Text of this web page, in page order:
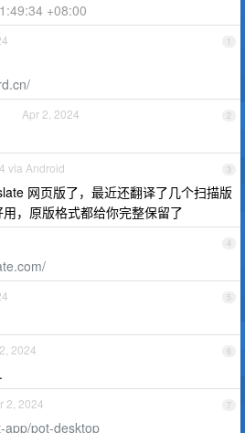
+08:00
1
2
Apr 2, 2024
3
via Android
网页版了，最近还翻译了几个扫描版
，原版格式都给你完整保留了
4
5
6
2024
7
2, 2024
app/pot-desktop